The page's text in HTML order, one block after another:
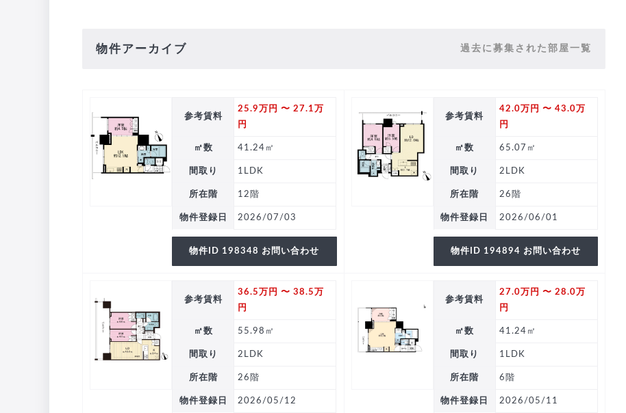
物件アーカイブ 過去に募集された部屋一覧
参考賃料
25.9万円 〜 27.1万
円
㎡数 41.24㎡
間取り 1LDK
所在階 12階
物件登録日 2026/07/03
物件ID 198348 お問い合わせ
参考賃料
42.0万円 〜 43.0万
円
㎡数 65.07㎡
間取り 2LDK
所在階 26階
物件登録日 2026/06/01
物件ID 194894 お問い合わせ
参考賃料
36.5万円 〜 38.5万
円
㎡数 55.98㎡
間取り 2LDK
所在階 26階
物件登録日 2026/05/12
参考賃料
27.0万円 〜 28.0万
円
㎡数 41.24㎡
間取り 1LDK
所在階 6階
物件登録日 2026/05/11